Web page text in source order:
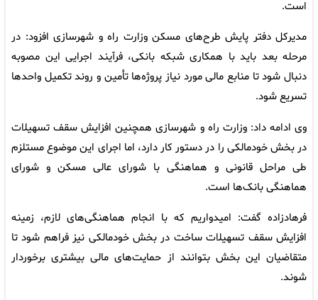
است.
مدیرکل دفتر پایش طرح‌های مسکن وزارت راه و شهرسازی افزود: در
مرحله بعد باید با همکاری شبکه بانکی، فرآیند اجرایی این مصوبه
دنبال شود تا منابع مالی مورد نیاز پروژه‌ها تأمین و روند تکمیل واحدها
تسریع شود.
وی ادامه داد: وزارت راه و شهرسازی همچنین افزایش سقف تسهیلات
در بخش خودمالکی را در دستور کار دارد، اما اجرای این موضوع مستلزم
طی مراحل قانونی و هماهنگی با شورای عالی مسکن و شورای
هماهنگی بانک‌ها است.
فرهادزاده گفت: امیدواریم که با انجام هماهنگی‌های لازم، زمینه
افزایش سقف تسهیلات ساخت در بخش خودمالکی نیز فراهم شود تا
متقاضیان این بخش بتوانند از حمایت‌های مالی بیشتری برخوردار
شوند.